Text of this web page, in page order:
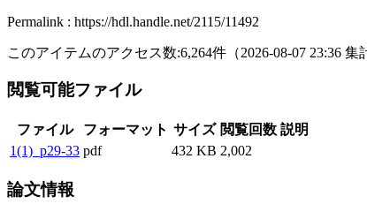
Permalink : https://hdl.handle.net/2115/11492
このアイテムのアクセス数:6,264件 （2026-08-07 23:36 集
閲覧可能ファイル
ファイル フォーマット サイズ 閲覧回数 説明
1(1)_p29-33 pdf 432 KB 2,002
論文情報